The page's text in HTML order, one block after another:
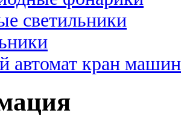
светильники
автомат кран